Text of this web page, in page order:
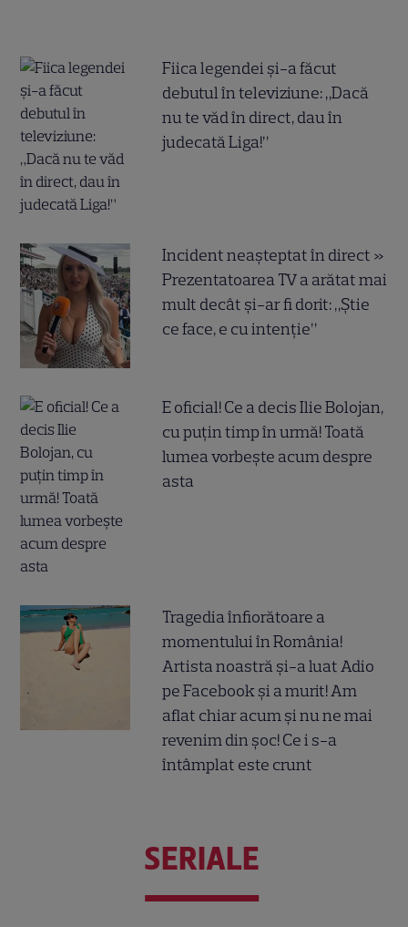
Fiica legendei și-a făcut
debutul în televiziune: „Dacă
nu te văd în direct, dau în
judecată Liga!”
Incident neașteptat în direct »
Prezentatoarea TV a arătat mai
mult decât și-ar fi dorit: „Știe
ce face, e cu intenție”
E oficial! Ce a decis Ilie Bolojan,
cu puțin timp în urmă! Toată
lumea vorbește acum despre
asta
Tragedia înfiorătoare a
momentului în România!
Artista noastră și-a luat Adio
pe Facebook și a murit! Am
aflat chiar acum și nu ne mai
revenim din șoc! Ce i s-a
întâmplat este crunt
SERIALE